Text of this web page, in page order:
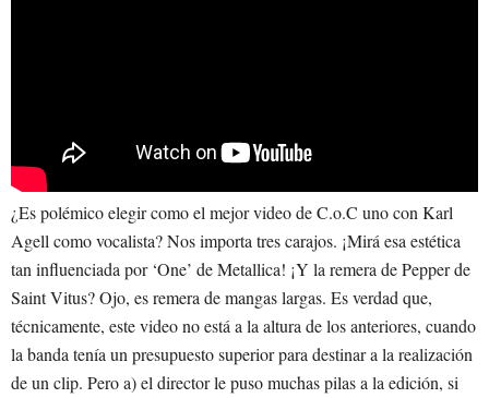
¿Es polémico elegir como el mejor video de C.o.C uno con Karl
Agell como vocalista? Nos importa tres carajos. ¡Mirá esa estética
tan influenciada por ‘One’ de Metallica! ¡Y la remera de Pepper de
Saint Vitus? Ojo, es remera de mangas largas. Es verdad que,
técnicamente, este video no está a la altura de los anteriores, cuando
la banda tenía un presupuesto superior para destinar a la realización
de un clip. Pero a) el director le puso muchas pilas a la edición, si